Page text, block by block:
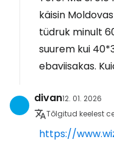
käisin
tüdruk minult
suurem kui
ebaviisakas.
divan12. 01. 2026
Tõlgitud keelest
https://